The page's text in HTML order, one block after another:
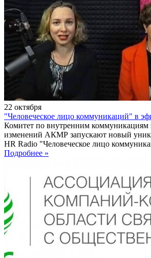
22 октября
"Человеческое лицо коммуникаций" в
Комитет по внутренним
изменений АКМР запускают новый
HR Radio "Человеческое лицо
Подробнее »